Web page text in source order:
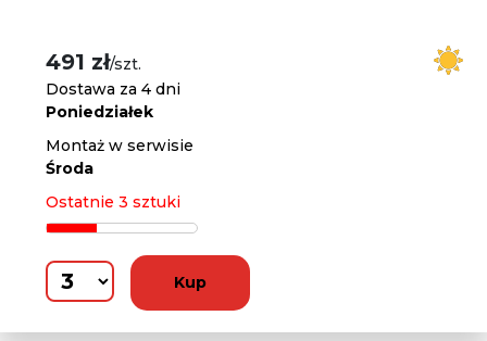
491 zł/szt.
Dostawa za 4 dni
Poniedziałek
Montaż w serwisie
Środa
Ostatnie 3 sztuki
Kup